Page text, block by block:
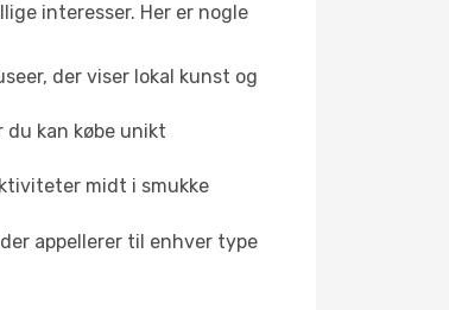
interesser. Her er nogle
der viser lokal kunst og
kan købe unikt
midt i smukke
appellerer til enhver type